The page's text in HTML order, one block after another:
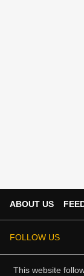
ABOUT US
FOLLOW US
This website